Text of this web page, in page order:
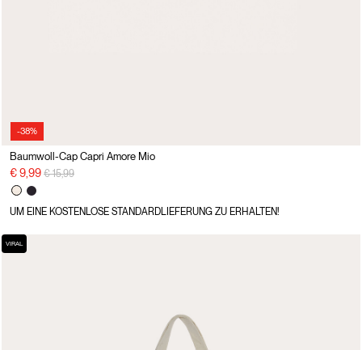
-38%
Baumwoll-Cap Capri Amore Mio
€ 9,99 Preisreduzierung von
€ 15,99auf
UM EINE KOSTENLOSE STANDARDLIEFERUNG ZU ERHALTEN!
VIRAL